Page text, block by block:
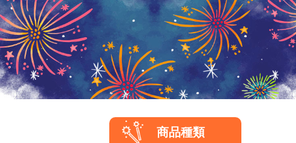
商品種類